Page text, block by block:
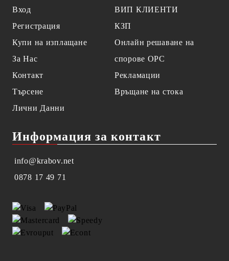
Вход
Регистрация
Купи на изплащане
За Нас
Контакт
Търсене
Лични Данни
ВИП КЛИЕНТИ
КЗП
Онлайн решаване на
спорове OPC
Рекламации
Връщане на стока
Информация за контакт
info@krabov.net
0878 17 49 71